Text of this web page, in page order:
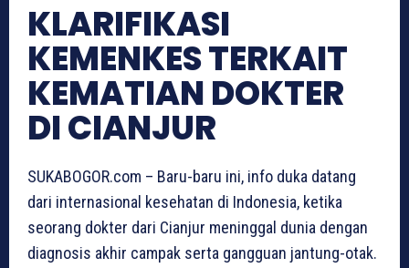
KLARIFIKASI
KEMENKES TERKAIT
KEMATIAN DOKTER
DI CIANJUR
SUKABOGOR.com – Baru-baru ini, info duka datang
dari internasional kesehatan di Indonesia, ketika
seorang dokter dari Cianjur meninggal dunia dengan
diagnosis akhir campak serta gangguan jantung-otak.